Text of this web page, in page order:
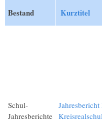
Bestand Kurztitel
Schul-
Jahresberichte
Jahresbericht